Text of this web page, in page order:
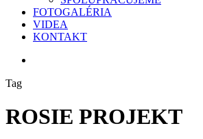
FOTOGALÉRIA
VIDEA
KONTAKT
Tag
ROSIE PROJEKT